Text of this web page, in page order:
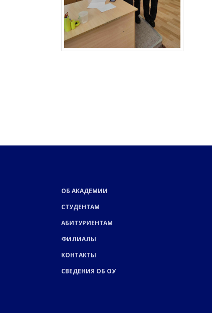
ОБ АКАДЕМИИ
СТУДЕНТАМ
АБИТУРИЕНТАМ
ФИЛИАЛЫ
КОНТАКТЫ
СВЕДЕНИЯ ОБ ОУ